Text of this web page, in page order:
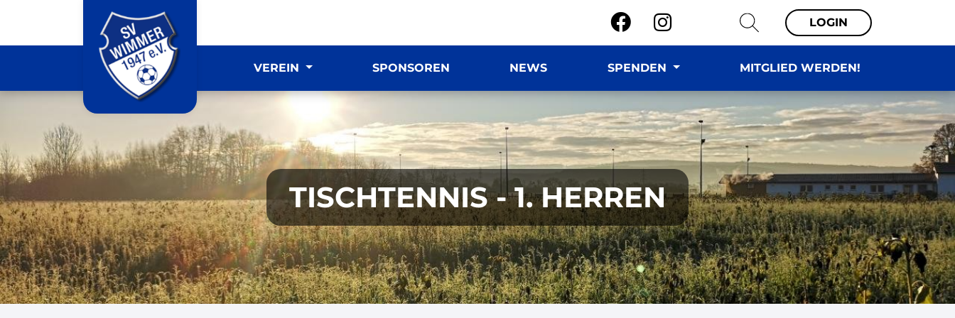
LOGIN
VEREIN SPONSOREN NEWS SPENDEN MITGLIED WERDEN!
TISCHTENNIS - 1. HERREN